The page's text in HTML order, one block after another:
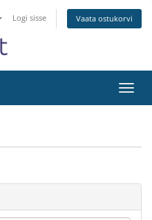
Logi sisse Vaata ostukorvi